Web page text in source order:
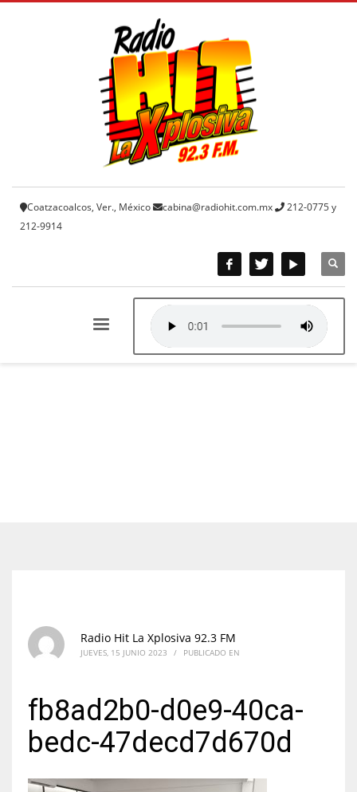
Coatzacoalcos, Ver., México cabina@radiohit.com.mx
212-0775 y
212-9914
Radio Hit La Xplosiva 92.3 FM
JUEVES, 15 JUNIO 2023 / PUBLICADO EN
fb8ad2b0-d0e9-40ca-
bedc-47decd7d670d